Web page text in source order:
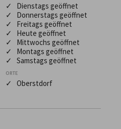
✓ Dienstags geöffnet
✓ Donnerstags geöffnet
✓ Freitags geöffnet
✓ Heute geöffnet
✓ Mittwochs geöffnet
✓ Montags geöffnet
✓ Samstags geöffnet
ORTE
✓ Oberstdorf